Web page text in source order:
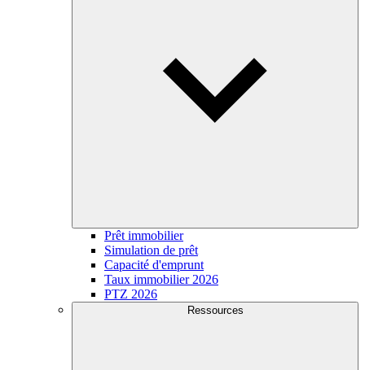
Prêt immobilier
Simulation de prêt
Capacité d'emprunt
Taux immobilier 2026
PTZ 2026
Ressources